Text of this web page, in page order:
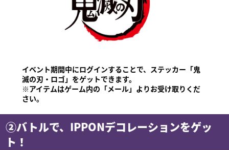
イベント期間中にログインすることで、ステッカー「鬼
滅の刃・ロゴ」をゲットできます。
※アイテムはゲーム内の「メール」よりお受け取りくだ
さい。
②バトルで、IPPONデコレーションをゲッ
ト！